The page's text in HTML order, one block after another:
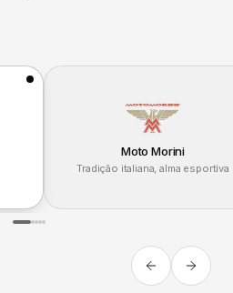
Moto Morini
Tradição italiana, alma esportiva